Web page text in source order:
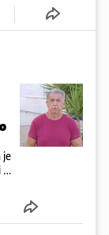
je